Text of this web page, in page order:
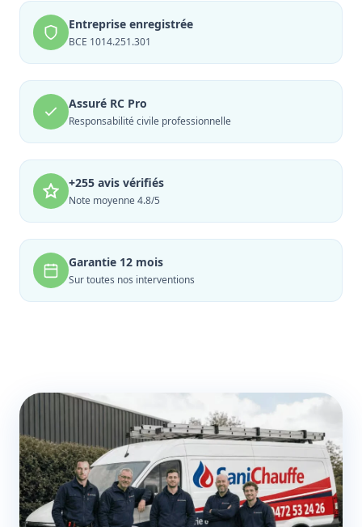
Entreprise enregistrée
BCE 1014.251.301
Assuré RC Pro
Responsabilité civile professionnelle
+255 avis vérifiés
Note moyenne 4.8/5
Garantie 12 mois
Sur toutes nos interventions